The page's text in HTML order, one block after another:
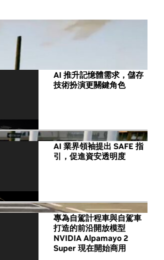
News
AI 推升記憶體需求，儲存
技術扮演更關鍵角色
AI 業界領袖提出 SAFE 指
引，促進資安透明度
專為自駕計程車與自駕車
打造的前沿開放模型
NVIDIA Alpamayo 2
Super 現在開始商用